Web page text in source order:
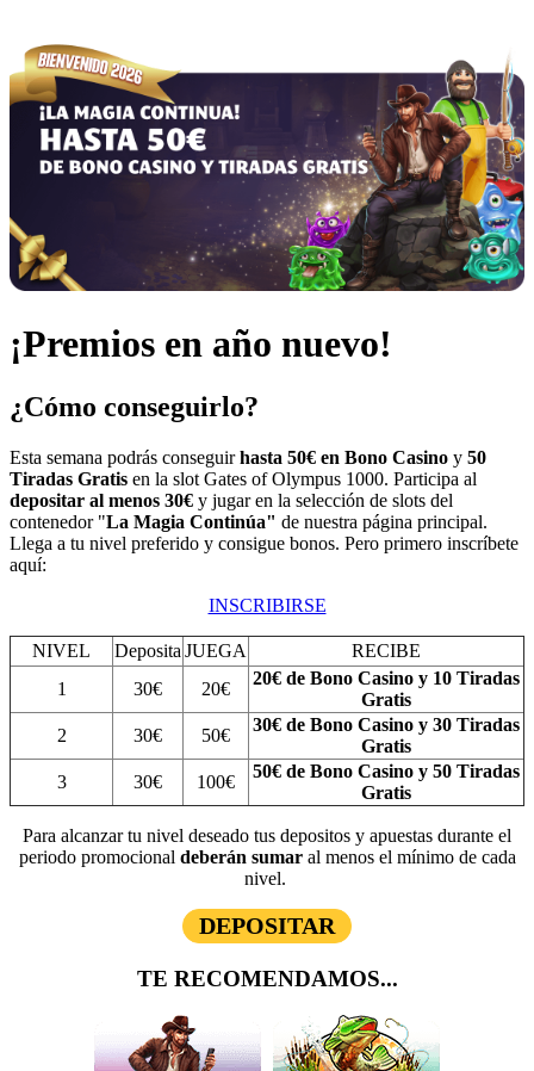
¡Premios en año nuevo!
¿Cómo conseguirlo?
Esta semana podrás conseguirhasta 50€ en Bono Casino y 50
Tiradas Gratis en la slot Gates of Olympus 1000. Participa al
depositar al menos 30€ y jugar en la selección de slots del
contenedor "La Magia Continúa" de nuestra página principal.
Llega a tu nivel preferido y consigue bonos. Pero primero inscríbete
aquí:
INSCRIBIRSE
NIVEL Deposita JUEGA
RECIBE
1
30€ 20€
20€ de Bono Casino y 10 Tiradas
Gratis
2
30€ 50€
30€ de Bono Casino y 30 Tiradas
Gratis
3
30€ 100€
50€ de Bono Casino y 50 Tiradas
Gratis
Para alcanzar tu nivel deseado tus depositos y apuestas durante el
periodo promocional deberán sumaral menos el mínimo de cada
nivel.
DEPOSITAR
TE RECOMENDAMOS...